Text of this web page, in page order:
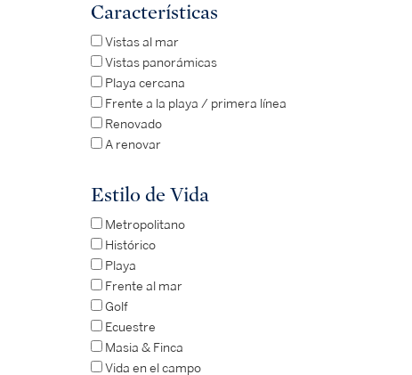
Características
Vistas al mar
Vistas panorámicas
Playa cercana
Frente a la playa / primera línea
Renovado
A renovar
Estilo de Vida
Metropolitano
Histórico
Playa
Frente al mar
Golf
Ecuestre
Masia & Finca
Vida en el campo